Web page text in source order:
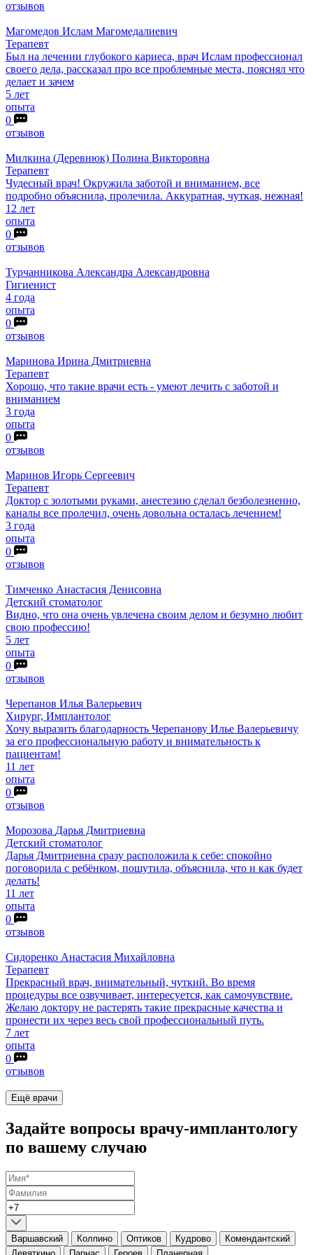
отзывов
Магомедов Ислам Магомедалиевич
Терапевт
Был на лечении глубокого кариеса, врач Ислам профессионал
своего дела, рассказал про все проблемные места, пояснял что
делает и зачем
5 лет
опыта
0
отзывов
Милкина (Деревнюк) Полина Викторовна
Терапевт
Чудесный врач! Окружила заботой и вниманием, все
подробно объяснила, пролечила. Аккуратная, чуткая, нежная!
12 лет
опыта
0
отзывов
Турчанникова Александра Александровна
Гигиенист
4 года
опыта
0
отзывов
Маринова Ирина Дмитриевна
Терапевт
Хорошо, что такие врачи есть - умеют лечить с заботой и
вниманием
3 года
опыта
0
отзывов
Маринов Игорь Сергеевич
Терапевт
Доктор с золотыми руками, анестезию​ сделал безболезненно,
каналы все пролечил, очень довольна осталась лечением!
3 года
опыта
0
отзывов
Тимченко Анастасия Денисовна
Детский стоматолог
Видно, что она очень увлечена своим делом и безумно любит
свою профессию!
5 лет
опыта
0
отзывов
Черепанов Илья Валерьевич
Хирург, Имплантолог
Хочу выразить благодарность Черепанову Илье Валерьевичу
за его профессиональную работу и внимательность к
пациентам!
11 лет
опыта
0
отзывов
Морозова Дарья Дмитриевна
Детский стоматолог
Дарья Дмитриевна сразу расположила к себе: спокойно
поговорила с ребёнком, пошутила, объяснила, что и как будет
делать!
11 лет
опыта
0
отзывов
Сидоренко Анастасия Михайловна
Терапевт
Прекрасный врач, внимательный, чуткий. Во время
процедуры все озвучивает, интересуется, как самочувствие.
Желаю доктору не растерять такие прекрасные качества и
пронести их через весь свой профессиональный путь.
7 лет
опыта
0
отзывов
Ещё врачи
Задайте вопросы врачу-имплантологу
по вашему случаю
Варшавский Колпино Оптиков Кудрово
Комендантский